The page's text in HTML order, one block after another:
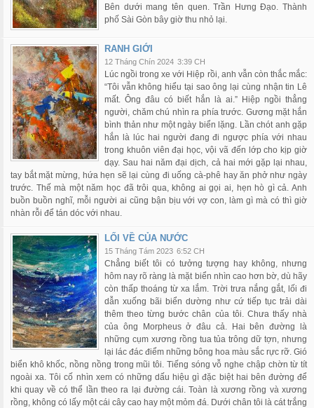
Bên dưới mang tên quen. Trần Hưng Đạo. Thành
phố Sài Gòn bây giờ thu nhỏ lại.
RANH GIỚI
12 Tháng Chín 2024 3:39 CH
Lúc ngồi trong xe với Hiệp rồi, anh vẫn còn thắc mắc:
“Tôi vẫn không hiểu tại sao ông lại cùng nhận tin Lê
mất. Ông đâu có biết hắn là ai.” Hiệp ngồi thẳng
người, chăm chú nhìn ra phía trước. Gương mặt hắn
bình thản như một ngày biển lặng. Lần chót anh gặp
hắn là lúc hai người đang đi ngược phía với nhau
trong khuôn viên đại học, vội vã đến lớp cho kịp giờ
dạy. Sau hai năm đại dịch, cả hai mới gặp lại nhau,
tay bắt mặt mừng, hứa hẹn sẽ lại cùng đi uống cà-phê hay ăn phở như ngày
trước. Thế mà một năm học đã trôi qua, không ai gọi ai, hẹn hò gì cả. Anh
buồn buồn nghĩ, mỗi người ai cũng bận bịu với vợ con, làm gì mà có thì giờ
nhàn rỗi để tán dóc với nhau.
LỐI VỀ CỦA NƯỚC
15 Tháng Tám 2023 6:52 CH
Chẳng biết tôi có tưởng tượng hay không, nhưng
hôm nay rõ ràng là mặt biển nhìn cao hơn bờ, dù hãy
còn thấp thoáng từ xa lắm. Trời trưa nắng gắt, lối đi
dẫn xuống bãi biển dường như cứ tiếp tục trải dài
thêm theo từng bước chân của tôi. Chưa thấy nhà
của ông Morpheus ở đâu cả. Hai bên đường là
những cụm xương rồng tua tủa trông dữ tợn, nhưng
lại lác đác điểm những bông hoa màu sắc rực rỡ. Gió
biển khô khốc, nồng nồng trong mũi tôi. Tiếng sóng vỗ nghe chập chờn từ tít
ngoài xa. Tôi cố nhìn xem có những dấu hiệu gì đặc biệt hai bên đường để
khi quay về có thể lần theo ra lại đường cái. Toàn là xương rồng và xương
rồng, không có lấy một cái cây cao hay một mỏm đá. Dưới chân tôi là cát trắng